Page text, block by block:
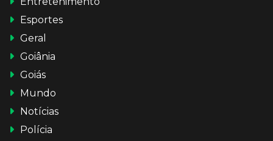
Esportes
Geral
Goiânia
Goiás
Mundo
Notícias
Polícia